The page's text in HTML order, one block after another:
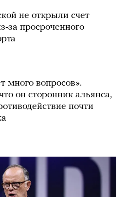
не открыли счет
за просроченного
много вопросов».
он сторонник альянса,
почти